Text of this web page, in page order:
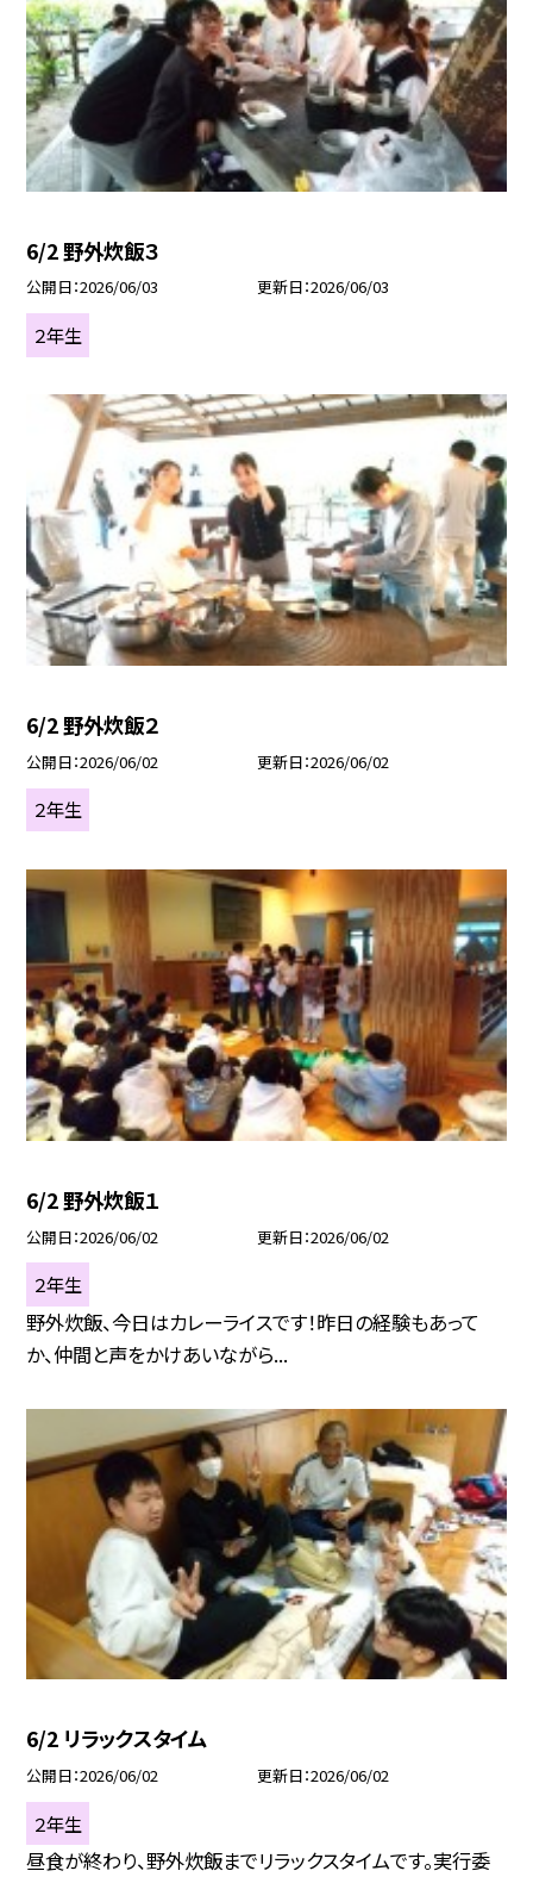
6/2 野外炊飯３
公開日 2026/06/03 更新日 2026/06/03
２年生
6/2 野外炊飯２
公開日 2026/06/02 更新日 2026/06/02
２年生
6/2 野外炊飯１
公開日 2026/06/02 更新日 2026/06/02
２年生
野外炊飯、今日はカレーライスです！昨日の経験もあって
か、仲間と声をかけあいながら...
6/2 リラックスタイム
公開日 2026/06/02 更新日 2026/06/02
２年生
昼食が終わり、野外炊飯までリラックスタイムです。実行委